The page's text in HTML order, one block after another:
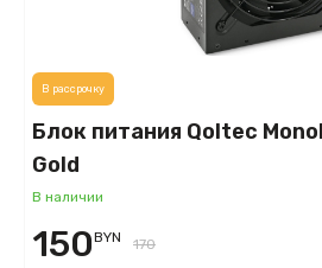
Блок питания Qoltec
Gold
В наличии
В рассрочку
150BYN 170